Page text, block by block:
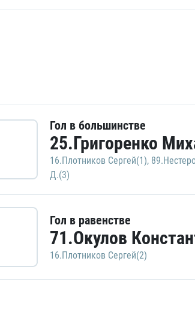
Гол в большинстве
25.Григоренко
16.Плотников Сергей(1),
Д.(3)
Гол в равенстве
71.Окулов
16.Плотников Сергей(2)